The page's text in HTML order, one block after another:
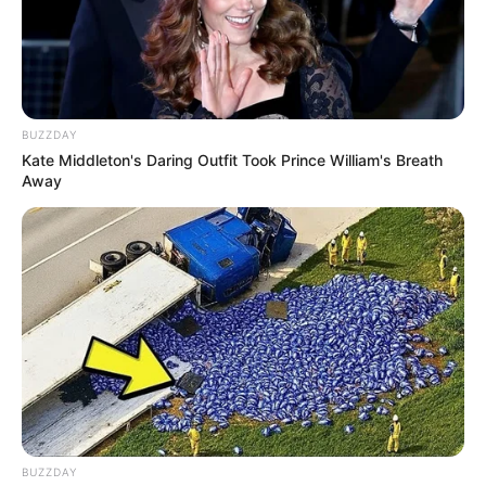
18:41 / 06 Avqust 2026 CƏMİYYƏT
İcra başçısı üç qurumu birləşdirdi,yeni
rəis təyin etdi
0 0
BUZZDAY
Kate Middleton's Daring Outfit Took Prince William's Breath
Away
BUZZDAY